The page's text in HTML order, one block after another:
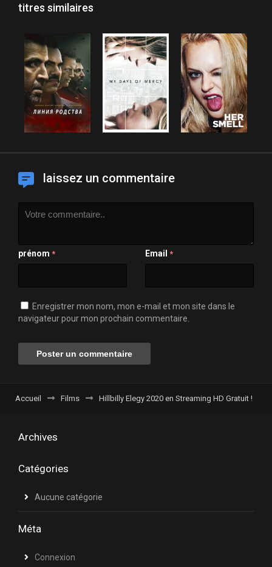
titres similaires
laissez un commentaire
prénom * Email *
Enregistrer mon nom, mon e-mail et mon site dans le
navigateur pour mon prochain commentaire.
Accueil Films Hillbilly Elegy 2020 en Streaming HD Gratuit !
Archives
Catégories
Aucune catégorie
Méta
Connexion